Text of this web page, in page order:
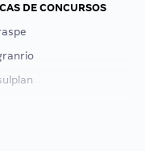
DE CONCURSOS